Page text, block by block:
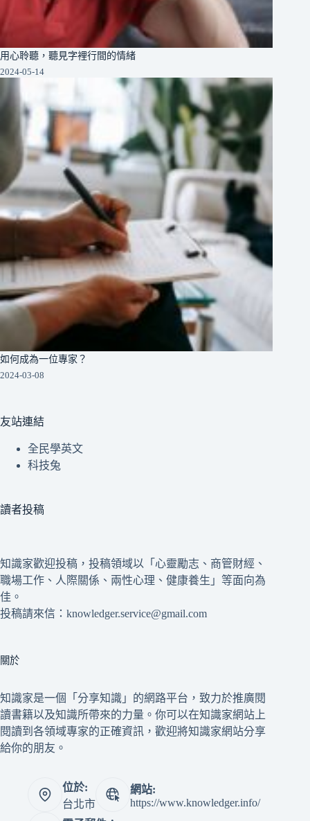
用心聆聽，聽見字裡行間的情緒
2024-05-14
如何成為一位專家？
2024-03-08
友站連結
全民學英文
科技兔
讀者投稿
知識家歡迎投稿，投稿領域以「心靈勵志、商管財經、
職場工作、人際關係、兩性心理、健康養生」等面向為
佳。
投稿請來信：knowledger.service@gmail.com
關於
知識家是一個「分享知識」的網路平台，致力於推廣閱
讀書籍以及知識所帶來的力量。你可以在知識家網站上
閱讀到各領域專家的正確資訊，歡迎將知識家網站分享
給你的朋友。
位於:
台北市
網站:
https://www.knowledger.info/